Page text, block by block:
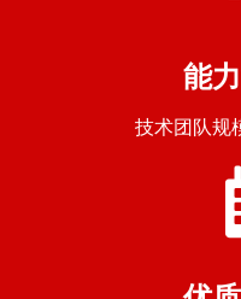
能
技术团队规